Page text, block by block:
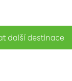
další destinace